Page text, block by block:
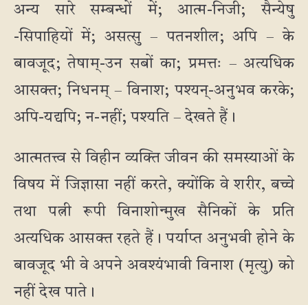
अन्य सारे सम्बन्धों में; आत्म-निजी; सैन्येषु
-सिपाहियों में; असत्सु – पतनशील; अपि – के
बावजूद; तेषाम्-उन सबों का; प्रमत्तः – अत्यधिक
आसक्त; निधनम् – विनाश; पश्यन्-अनुभव करके;
अपि-यद्यपि; न-नहीं; पश्यति – देखते हैं।
आत्मतत्त्व से विहीन व्यक्ति जीवन की समस्याओं के
विषय में जिज्ञासा नहीं करते, क्योंकि वे शरीर, बच्चे
तथा पत्नी रूपी विनाशोन्मुख सैनिकों के प्रति
अत्यधिक आसक्त रहते हैं। पर्याप्त अनुभवी होने के
बावजूद भी वे अपने अवश्यंभावी विनाश (मृत्यु) को
नहीं देख पाते।